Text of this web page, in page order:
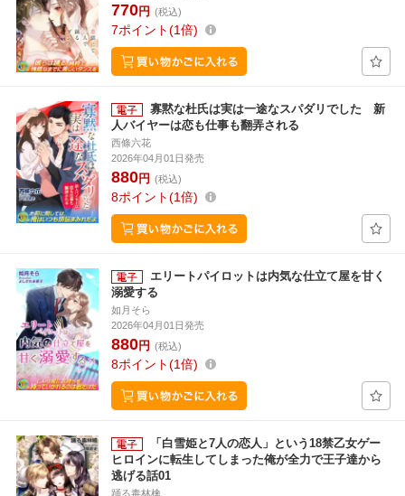
770円 (税込)
7ポイント 1倍
寡黙な杜氏は実は一途なスパダリでした 新
人バイヤーは恋も仕事も翻弄される
西條六花
2026年04月01日発売
880円 (税込)
8ポイント 1倍
エリートパイロットは内気な仕立て屋を甘く
溺愛する
如月そら
2026年04月01日発売
880円 (税込)
8ポイント 1倍
「白雪姫と7人の恋人」という18禁乙女ゲー
ヒロインに転生してしまった俺が全力で王子達から
逃げる話01
踊る毒林檎